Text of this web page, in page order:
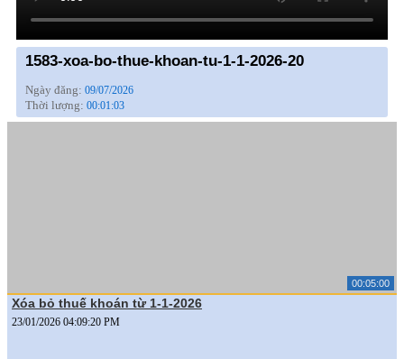
1583-xoa-bo-thue-khoan-tu-1-1-2026-20
Ngày đăng: 09/07/2026
Thời lượng: 00:01:03
00:05:00
Xóa bỏ thuế khoán từ 1-1-2026
23/01/2026 04:09:20 PM